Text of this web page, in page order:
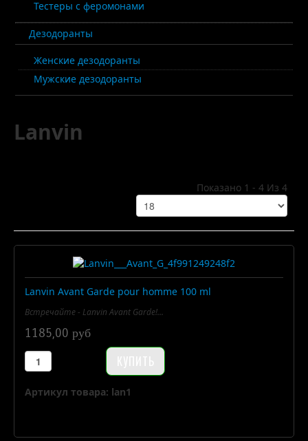
Тестеры с феромонами
Дезодоранты
Женские дезодоранты
Мужские дезодоранты
Lanvin
Показано 1 - 4 Из 4
Lanvin Avant Garde pour homme 100 ml
Встречайте - Lanvin Avant Garde!...
1185,00 руб
Артикул товара: lan1